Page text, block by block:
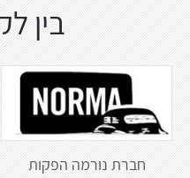
בין
חברת נורמה הפקות